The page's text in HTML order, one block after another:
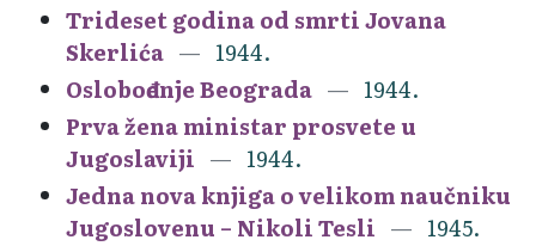
Trideset godina od smrti Jovana
Skerlića
1944.
Oslobođenje Beograda
1944.
Prva žena ministar prosvete u
Jugoslaviji
1944.
Jedna nova knjiga o velikom naučniku
Jugoslovenu – Nikoli Tesli
1945.